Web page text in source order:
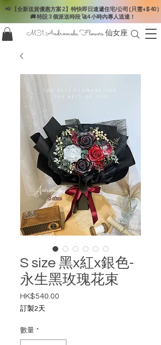
📢 【全新送貨優惠方案 2】特快即日速遞住宅/公司 ( 只需+$ 40 )
🚚 特設 3 個派送時段 🚀4 小時內專人送達！
M31 Andromeda Flowers 仙女座
S size 黑x紅x銀色-
永生黑玫瑰花束
HK$540.00
訂製2天
數量 *